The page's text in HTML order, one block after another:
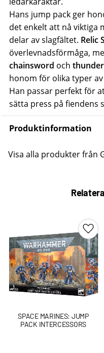
Hans jump pack ger
det enkelt att nå viktiga
delar av slagfältet. Relic
överlevnadsförmåga,
chainsword och
honom för olika typer
Han passar perfekt för
sätta press på fiendens
Produktinformation
Visa alla produkter från
SPACE MARINES: JUMP
PACK INTERCESSORS